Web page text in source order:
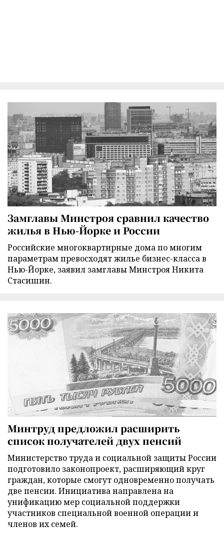
Замглавы Минстроя сравнил качество
жилья в Нью-Йорке и России
Российские многоквартирные дома по многим
параметрам превосходят жилье бизнес-класса в
Нью-Йорке, заявил замглавы Минстроя Никита
Стасишин.
Минтруд предложил расширить
список получателей двух пенсий
Министерство труда и социальной защиты России
подготовило законопроект, расширяющий круг
граждан, которые смогут одновременно получать
две пенсии. Инициатива направлена на
унификацию мер социальной поддержки
участников специальной военной операции и
членов их семей.